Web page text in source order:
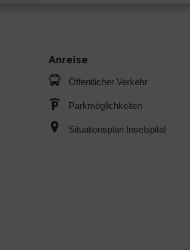
Anreise
Öffentlicher Verkehr
Parkmöglichkeiten
Situationsplan Inselspital